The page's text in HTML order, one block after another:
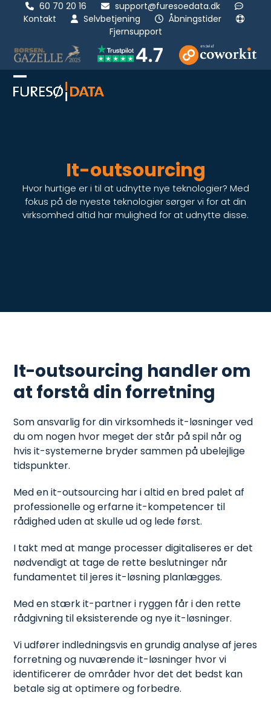
60 70 20 16
support@furesoedata.dk
Kontakt
Selvbetjening
Åbningstider
Fjernsupport
Open
Luk
It-outsourcing
Hvor hurtige er i til at udnytte nye teknologier? Med
fokus på de nyeste teknologier sørger vi for at din
virksomhed altid har mulighed for at udnytte disse.
It-outsourcing handler om
at forstå din forretning
Som ansvarlig for din virksomheds it-løsninger ved
du om nogen hvor meget der står på spil når og
hvis it-systemerne bryder sammen på ubelejlige
tidspunkter.
Med en it-outsourcing har i altid en bred palet af
professionelle og erfarne it-kompetencer til
rådighed uden at skulle ud og lede først.
I takt med at mange processer digitaliseres er det
nødvendigt at tage de rette beslutninger når
fundamentet til jeres it-løsning planlægges.
Med en stærk it-partner i ryggen får i den rette
rådgivning til eksisterende og nye it-løsninger.
Vi udfører indledningsvis en grundig analyse af jeres
forretning og nuværende it-løsninger hvor vi
identificerer de områder hvor det det bedst kan
betale sig at optimere og forbedre.